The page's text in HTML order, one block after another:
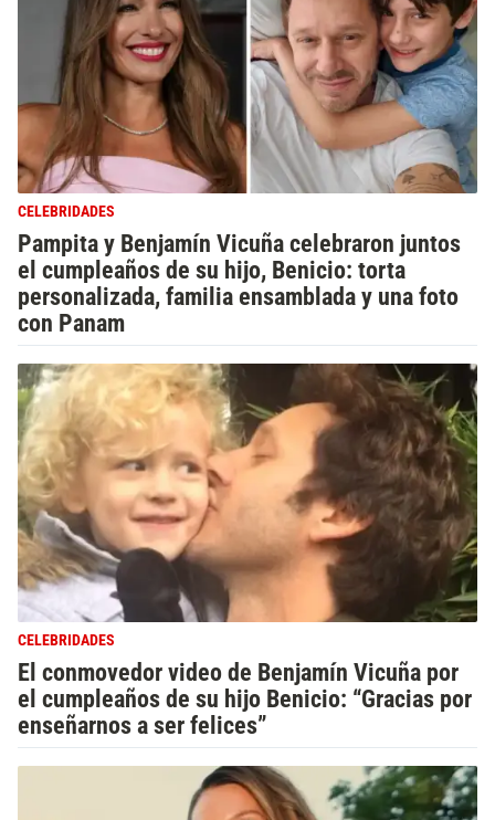
CELEBRIDADES
Pampita y Benjamín Vicuña celebraron juntos
el cumpleaños de su hijo, Benicio: torta
personalizada, familia ensamblada y una foto
con Panam
CELEBRIDADES
El conmovedor video de Benjamín Vicuña por
el cumpleaños de su hijo Benicio: “Gracias por
enseñarnos a ser felices”